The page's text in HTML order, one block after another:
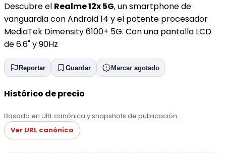
Descubre el Realme 12x 5G, un smartphone de
vanguardia con Android 14 y el potente procesador
MediaTek Dimensity 6100+ 5G. Con una pantalla LCD
de 6.6" y 90Hz
Reportar Guardar Marcar agotado
Histórico de precio
Basado en URL canónica y snapshots de publicación.
Ver URL canónica